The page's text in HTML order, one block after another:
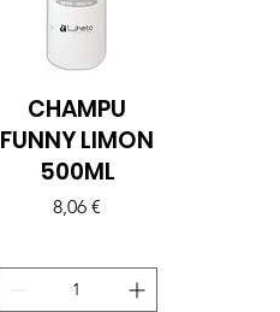
Vista rápida
CHAMPU
FUNNY LIMON
500ML
Precio
8,06 €